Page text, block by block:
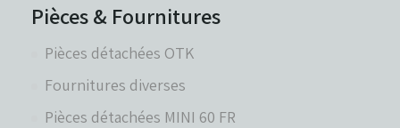
Pièces & Fournitures
Pièces détachées OTK
Fournitures diverses
Pièces détachées MINI 60 FR